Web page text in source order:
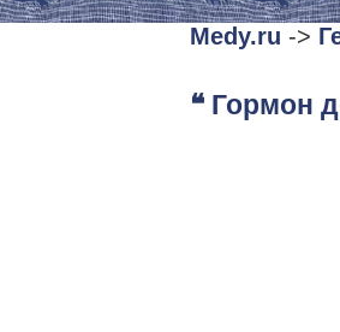
Medy.ru ->
❝ Гормон